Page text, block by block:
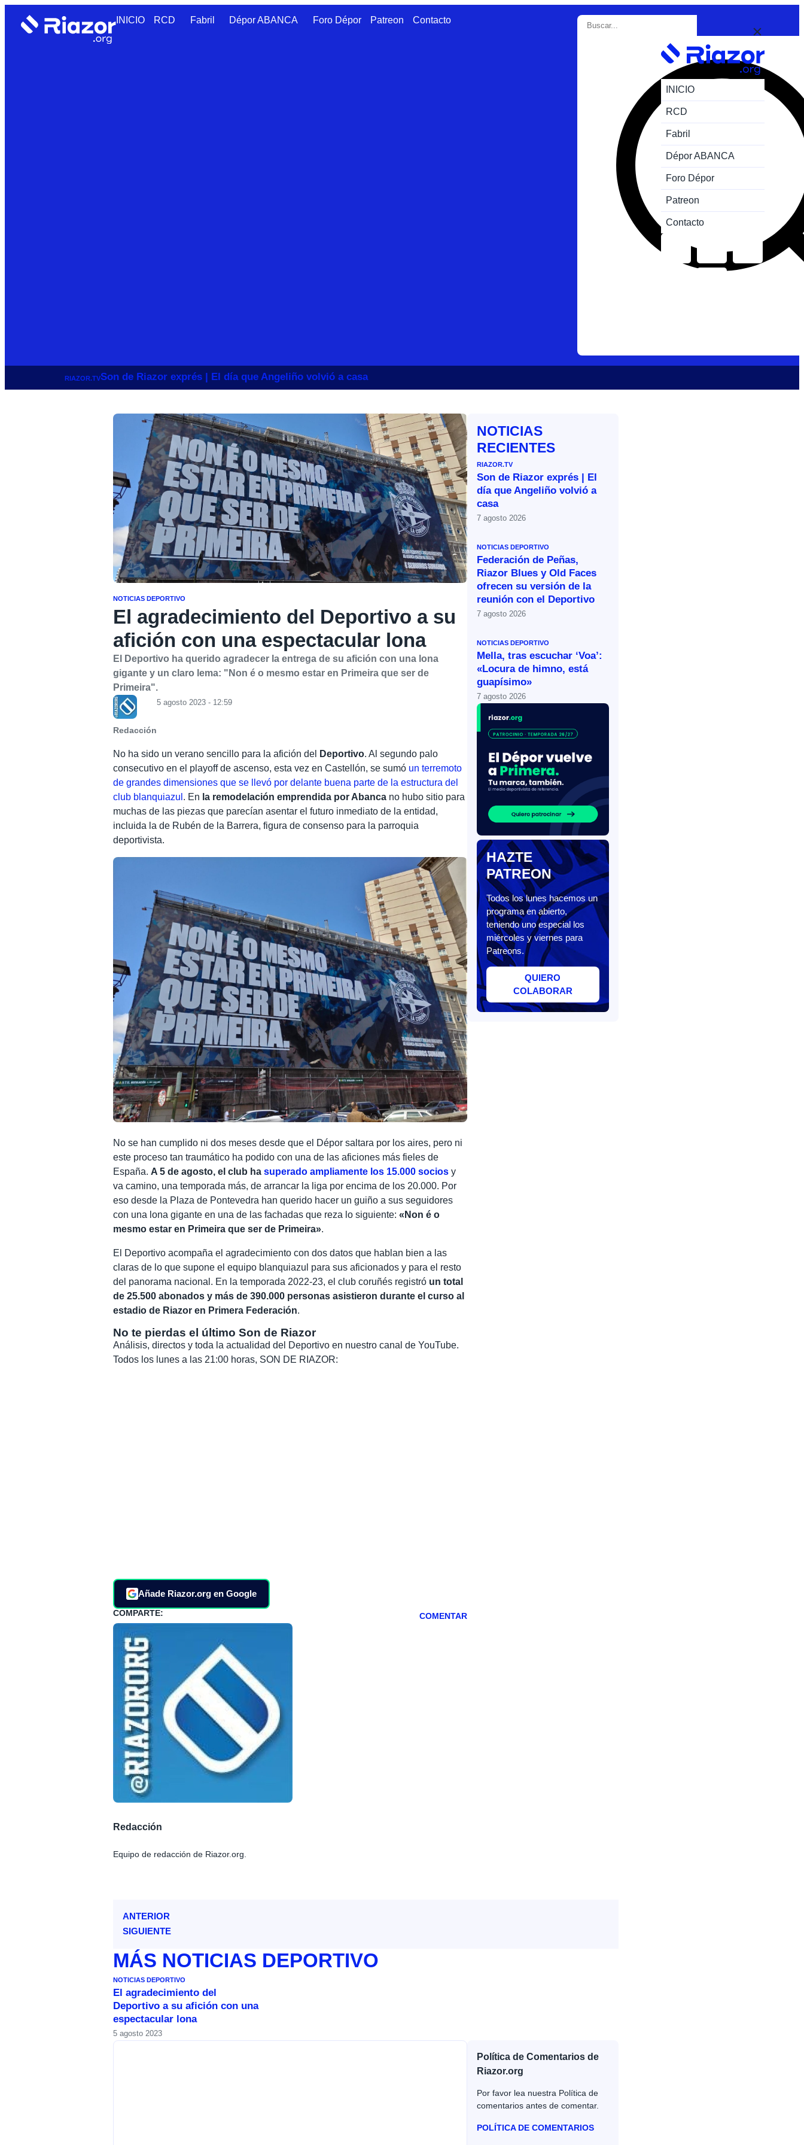
INICIO RCD Fabril Dépor ABANCA Foro Dépor Patreon Contacto
INICIO
RCD
Fabril
Dépor ABANCA
Foro Dépor
Patreon
Contacto
RIAZOR.TVSon de Riazor exprés | El día que Angeliño volvió a casa
NOTICIAS DEPORTIVO
El agradecimiento del Deportivo a su
afición con una espectacular lona
El Deportivo ha querido agradecer la entrega de su afición con una lona
gigante y un claro lema: "Non é o mesmo estar en Primeira que ser de
Primeira".
Redacción
5 agosto 2023 - 12:59
No ha sido un verano sencillo para la afición del Deportivo. Al segundo palo
consecutivo en el playoff de ascenso, esta vez en Castellón, se sumó un terremoto
de grandes dimensiones que se llevó por delante buena parte de la estructura del
club blanquiazul . En la remodelación emprendida por Abanca no hubo sitio para
muchas de las piezas que parecían asentar el futuro inmediato de la entidad,
incluida la de Rubén de la Barrera, figura de consenso para la parroquia
deportivista.
No se han cumplido ni dos meses desde que el Dépor saltara por los aires, pero ni
este proceso tan traumático ha podido con una de las aficiones más fieles de
España. A 5 de agosto, el club hasuperado ampliamente los 15.000 socios y
va camino, una temporada más, de arrancar la liga por encima de los 20.000. Por
eso desde la Plaza de Pontevedra han querido hacer un guiño a sus seguidores
con una lona gigante en una de las fachadas que reza lo siguiente:«Non é o
mesmo estar en Primeira que ser de Primeira».
El Deportivo acompaña el agradecimiento con dos datos que hablan bien a las
claras de lo que supone el equipo blanquiazul para sus aficionados y para el resto
del panorama nacional. En la temporada 2022-23, el club coruñés registró un total
de 25.500 abonados y más de 390.000 personas asistieron durante el curso al
estadio de Riazor en Primera Federación.
No te pierdas el último Son de Riazor
Análisis, directos y toda la actualidad del Deportivo en nuestro canal de YouTube.
Todos los lunes a las 21:00 horas, SON DE RIAZOR:
Añade Riazor.org en Google
COMPARTE: COMENTAR
Redacción
Equipo de redacción de Riazor.org.
NOTICIAS
RECIENTES
RIAZOR.TV
Son de Riazor exprés | El
día que Angeliño volvió a
casa
7 agosto 2026
NOTICIAS DEPORTIVO
Federación de Peñas,
Riazor Blues y Old Faces
ofrecen su versión de la
reunión con el Deportivo
7 agosto 2026
NOTICIAS DEPORTIVO
Mella, tras escuchar ‘Voa’:
«Locura de himno, está
guapísimo»
7 agosto 2026
HAZTE
PATREON
Todos los lunes hacemos un
programa en abierto,
teniendo uno especial los
miércoles y viernes para
Patreons.
QUIERO
COLABORAR
ANTERIOR
SIGUIENTE
MÁS NOTICIAS DEPORTIVO
NOTICIAS DEPORTIVO
El agradecimiento del
Deportivo a su afición con una
espectacular lona
5 agosto 2023
Política de Comentarios de
Riazor.org
Por favor lea nuestra Política de
comentarios antes de comentar.
POLÍTICA DE COMENTARIOS